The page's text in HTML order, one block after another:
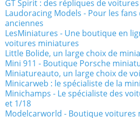
GT Spirit : des répliques de
Laudoracing Models - Pour les
anciennes
LesMiniatures - Une boutique en
voitures miniatures
Little Bolide, un large choix de
Mini 911 - Boutique Porsche
Miniatureauto, un large choix de
Minicarweb : le spécialiste de la
Minichamps - Le spécialiste des
et 1/18
Modelcarworld - Boutique voitures